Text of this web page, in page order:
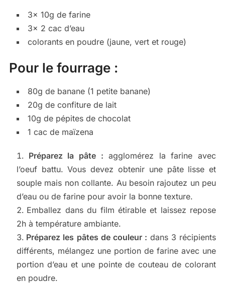
3x 10g de farine
3x 2 cac d’eau
colorants en poudre (jaune, vert et rouge)
Pour le fourrage :
80g de banane (1 petite banane)
20g de confiture de lait
10g de pépites de chocolat
1 cac de maïzena
Préparez la pâte : agglomérez la farine avec
l’oeuf battu. Vous devez obtenir une pâte lisse et
souple mais non collante. Au besoin rajoutez un peu
d’eau ou de farine pour avoir la bonne texture.
Emballez dans du film étirable et laissez repose
2h à température ambiante.
Préparez les pâtes de couleur : dans 3 récipients
différents, mélangez une portion de farine avec une
portion d’eau et une pointe de couteau de colorant
en poudre.